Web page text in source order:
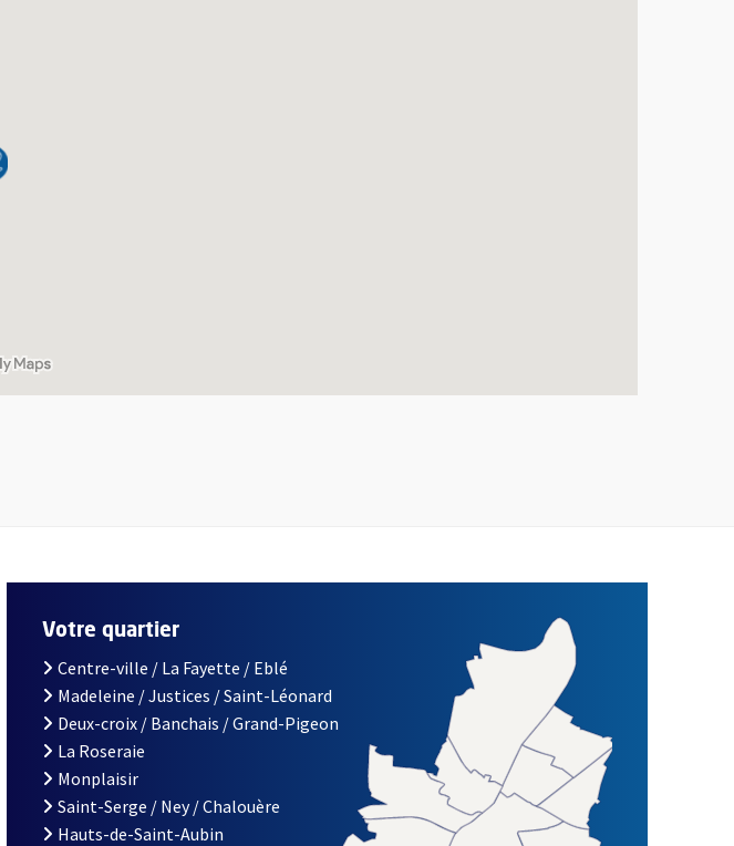
obligatoire)
D'INSCRIPTION À LA LETTRE D'INFORMATION DE LA VILLE D'ANGERS
Votre quartier
Centre-ville / La Fayette / Eblé
Madeleine / Justices / Saint-Léonard
Deux-croix / Banchais / Grand-Pigeon
La Roseraie
Monplaisir
Saint-Serge / Ney / Chalouère
Hauts-de-Saint-Aubin